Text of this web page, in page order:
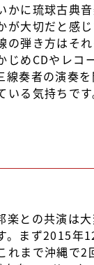
かに琉球古典
大切だと感
弾き方はそ
じめCDやレ
線奏者の演奏
る気持ちです
との共演は
。まず2015
れまで沖縄で